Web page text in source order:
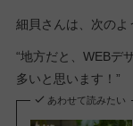
細貝さんは、次のよ
“地方だと、WEBデ
多いと思います！”
あわせて読みたい